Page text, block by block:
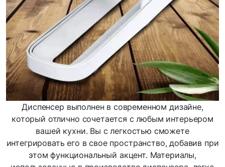
Диспенсер выполнен в современном дизайне,
который отлично сочетается с любым интерьером
вашей кухни. Вы с легкостью сможете
интегрировать его в свое пространство, добавив при
этом функциональный акцент. Материалы,